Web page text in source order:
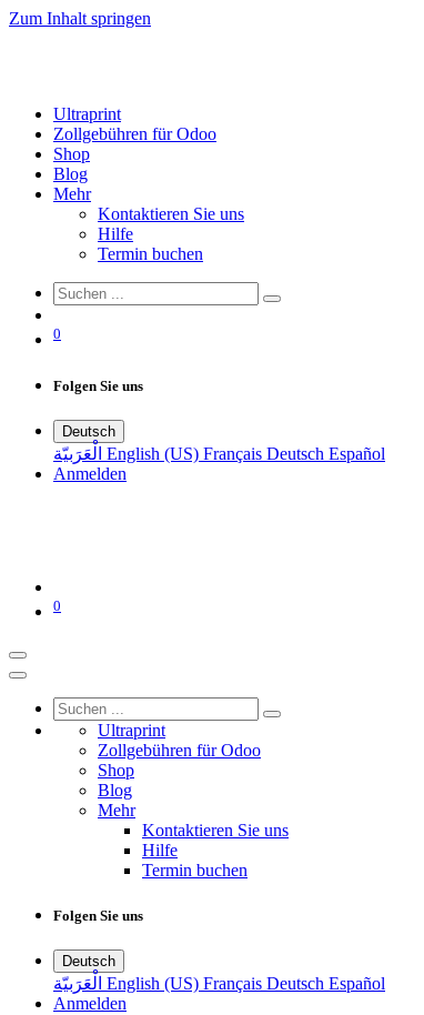
Zum Inhalt springen
Ultraprint
Zollgebühren für Odoo
Shop
Blog
Mehr
Kontaktieren Sie uns
Hilfe
Termin buchen
0
Folgen Sie uns
Deutsch
الْعَرَبيّة English (US) Français Deutsch Español
Anmelden
0
Ultraprint
Zollgebühren für Odoo
Shop
Blog
Mehr
Kontaktieren Sie uns
Hilfe
Termin buchen
Folgen Sie uns
Deutsch
الْعَرَبيّة English (US) Français Deutsch Español
Anmelden